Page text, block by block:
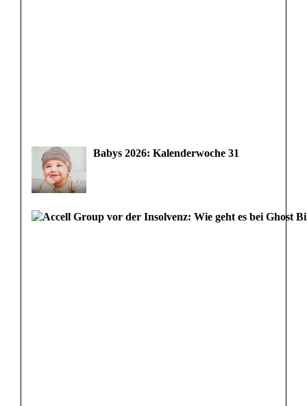
Babys 2026: Kalenderwoche 31